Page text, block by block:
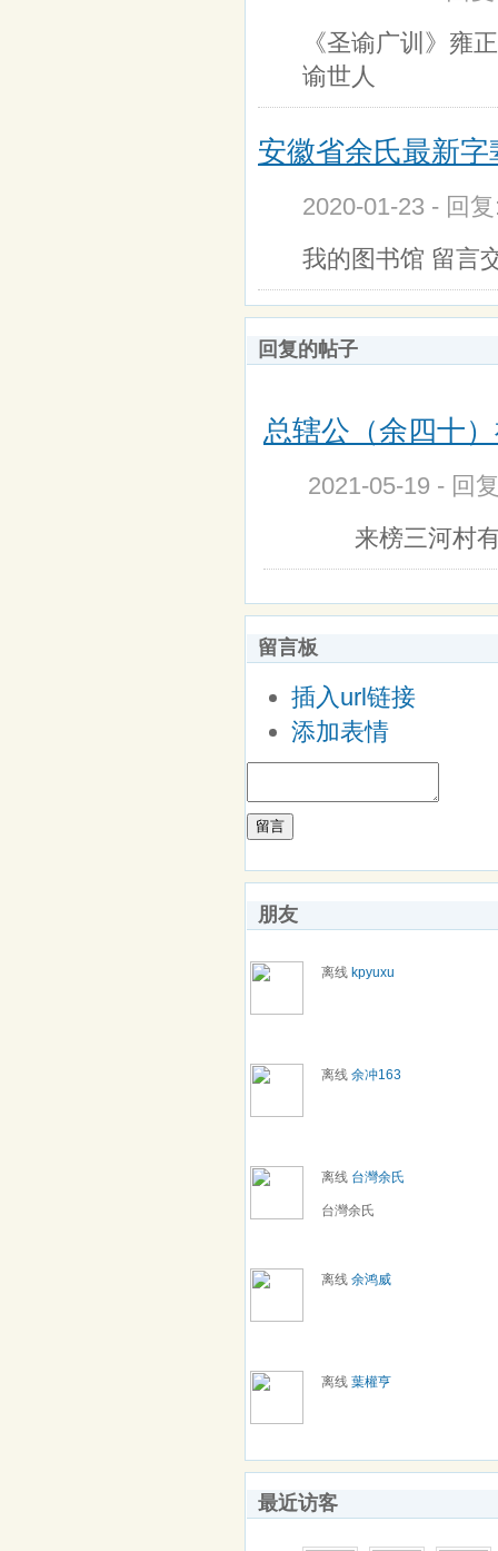
《圣谕广训》雍
谕世人
安徽省余氏最新
2020-01-23 - 回
我的图书馆 留言
回复的帖子
总辖公（余四十
2021-05-19 - 回
来榜三河村有
留言板
插入url链接
添加表情
留言
朋友
离线 kpyuxu
离线 余冲163
离线 台灣余氏
台灣余氏
离线 余鸿威
离线 葉權亨
最近访客